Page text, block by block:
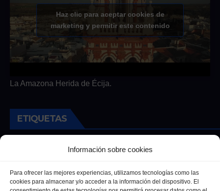
Información sobre cookies
Para ofrecer las mejores experiencias, utilizamos tecnologías como las
cookies para almacenar y/o acceder a la información del dispositivo. El
Haz clic para aceptar cookies de
marketing y permitir este contenido
La Amazona Herida de Écija.
ETIQUETAS
Andalucía Cultura Deportes